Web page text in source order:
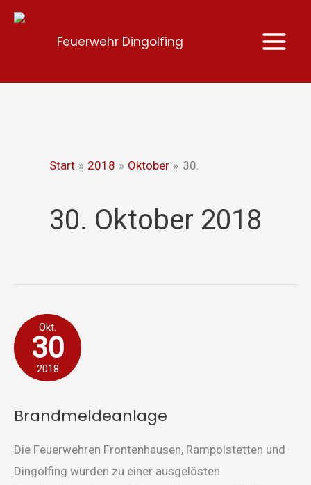
Zum
Feuerwehr Dingolfing
Start 2018 Oktober 30.
30. Oktober 2018
Okt.
30
2018
Brandmeldeanlage
Die Feuerwehren Frontenhausen, Rampolstetten und
Dingolfing wurden zu einer ausgelösten
Brandmeldeanlage